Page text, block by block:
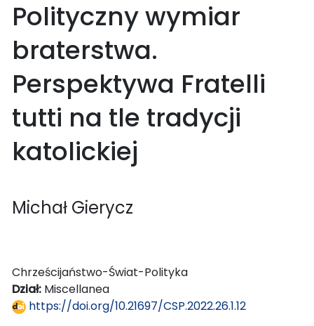
Polityczny wymiar
braterstwa.
Perspektywa Fratelli
tutti na tle tradycji
katolickiej
Michał Gierycz
Chrześcijaństwo-Świat-Polityka
Dział: Miscellanea
https://doi.org/10.21697/CSP.2022.26.1.12